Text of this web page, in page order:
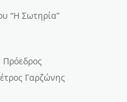
“Η Σωτηρία”
Πρόεδρος
Γαρζώνης